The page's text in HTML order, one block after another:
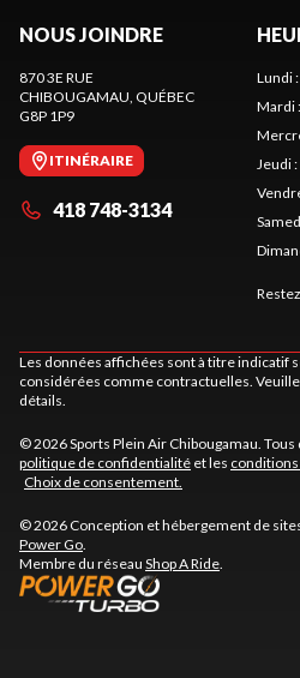
NOUS JOINDRE
870 3E RUE
CHIBOUGAMAU, QUÉBEC
G8P 1P9
ITINÉRAIRE
418 748-3134
Lundi:
Mardi:
Jeudi:
Les données affichées sont à titre indicatif
considérées comme contractuelles.
détails.
© 2026 Sports Plein Air Chibougamau.
politique de confidentialité et les
Choix de consentement.
© 2026 Conception et hébergement de
Power Go.
Membre du réseau Shop A Ride.